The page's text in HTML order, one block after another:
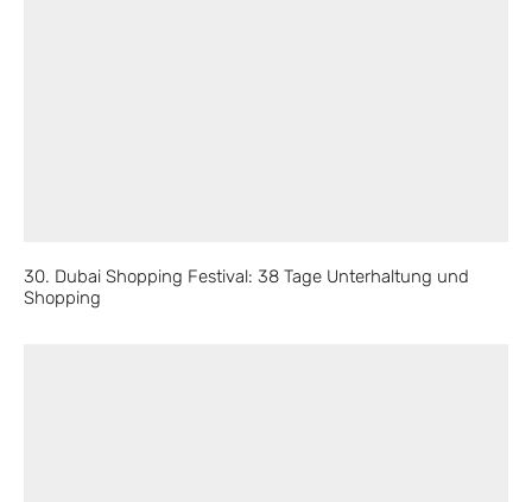
30. Dubai Shopping Festival: 38 Tage Unterhaltung und
Shopping